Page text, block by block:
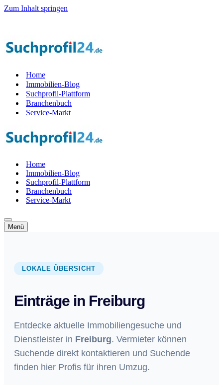
Zum Inhalt springen
Home
Immobilien-Blog
Suchprofil-Plattform
Branchenbuch
Service-Markt
Home
Immobilien-Blog
Suchprofil-Plattform
Branchenbuch
Service-Markt
Navigationsmenü
Menü
Navigationsmenü
LOKALE ÜBERSICHT
Einträge in Freiburg
Entdecke aktuelle Immobiliengesuche und
Dienstleister in Freiburg. Vermieter können
Suchende direkt kontaktieren und Suchende
finden hier Profis für ihren Umzug.